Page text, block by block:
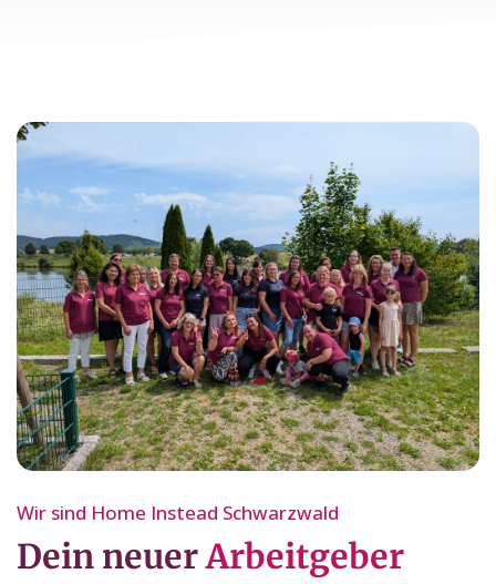
Wir sind Home Instead Schwarzwald
Dein neuerArbeitgeber